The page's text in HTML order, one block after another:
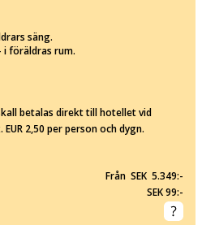
säng.
i föräldras rum.
betalas direkt till hotellet vid
2,50 per person och dygn.
Från SEK 5.349:-
SEK 99:-